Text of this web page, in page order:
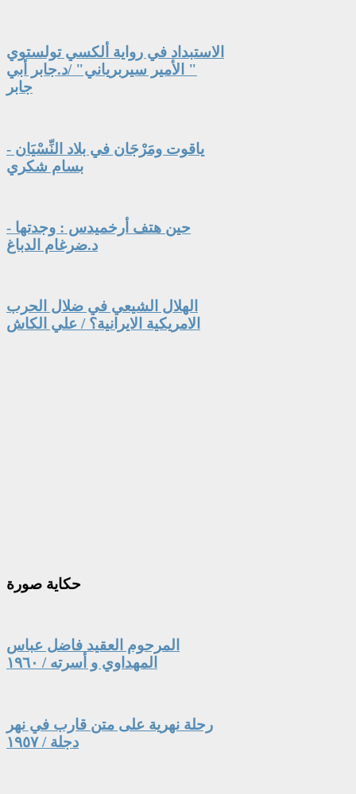
الاستبداد في رواية ألكسي تولستوي
" الأمير سيربرياني" /د.جابر أبي
جابر
ياقوت ومَرْجَان في بلاد النِّسْيَان -
بسام شكري
حين هتف أرخميدس : وجدتها -
د.ضرغام الدباغ
الهلال الشيعي في ضلال الحرب
الامريكية الايرانية؟ / علي الكاش
حكاية صورة
المرحوم العقيد فاضل عباس
المهداوي و أسرته / ١٩٦٠
رحلة نهرية على متن قارب في نهر
دجلة / ١٩٥٧